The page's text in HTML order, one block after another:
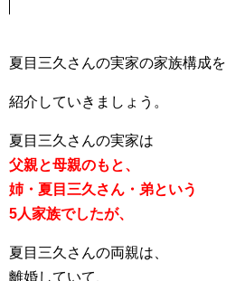
夏目三久さんの実家の家族構成を
紹介していきましょう。
夏目三久さんの実家は
父親と母親のもと、
姉・夏目三久さん・弟という
5人家族でしたが、
夏目三久さんの両親は、
離婚していて、